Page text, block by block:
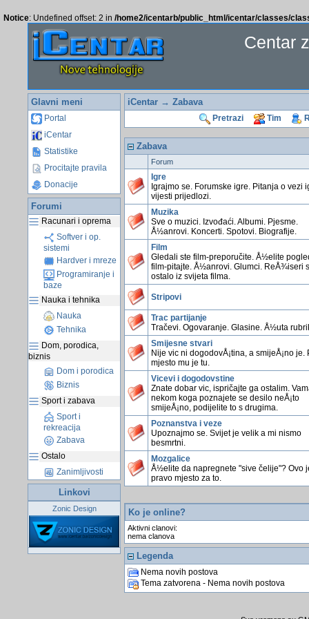
Notice: Undefined offset: 2 in /home2/icentarb/public_html/icentar/classes/
Centar
Glavni meni
Portal
iCentar
Statistike
Procitajte pravila
Donacije
Forumi
Racunari i oprema
Softver i op.
sistemi
Hardver i mreze
Programiranje i
baze
Nauka i tehnika
Nauka
Tehnika
Dom, porodica,
biznis
Dom i porodica
Biznis
Sport i zabava
Sport i
rekreacija
Zabava
Ostalo
Zanimljivosti
Linkovi
Zonic Design
iCentar→ Zabava
Pretrazi Tim
Zabava
Forum
Igre
Igrajmo se. Forumske igre. Pitanja o vezi
vijesti prijedlozi.
Muzika
Sve o muzici. Izvođaći. Albumi. Pjesme.
Å½anrovi. Koncerti. Spotovi. Biografije.
Film
Gledali ste film-preporučite. Å½elite
film-pitajte. Å½anrovi. Glumci. ReÅ¾iseri
ostalo iz svijeta filma.
Stripovi
Trac partijanje
Tračevi. Ogovaranje. Glasine. Å½uta
Smijesne stvari
Nije vic ni dogodovÅ¡tina, a smijeÅ¡no je.
mjesto mu je tu.
Vicevi i dogodovstine
Znate dobar vic, ispričajte ga ostalim.
nekom koga poznajete se desilo neÅ¡to
smijeÅ¡no, podijelite to s drugima.
Poznanstva i veze
Upoznajmo se. Svijet je velik a mi nismo
besmrtni.
Mozgalice
Å½elite da napregnete "sive čelije"? Ovo
pravo mjesto za to.
Ko je online?
Aktivni clanovi:
nema clanova
Legenda
Nema novih postova
Tema zatvorena - Nema novih postova